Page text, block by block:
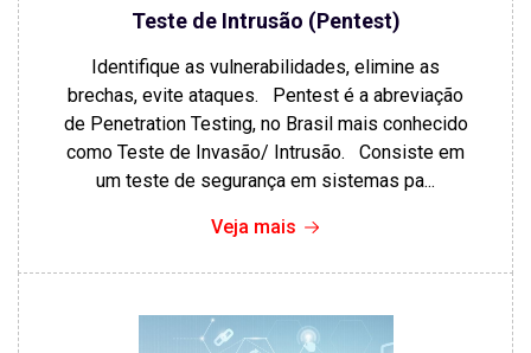
Teste de Intrusão (Pentest)
Identifique as vulnerabilidades, elimine as
brechas, evite ataques. Pentest é a abreviação
de Penetration Testing, no Brasil mais conhecido
como Teste de Invasão/ Intrusão. Consiste em
um teste de segurança em sistemas pa...
Veja mais